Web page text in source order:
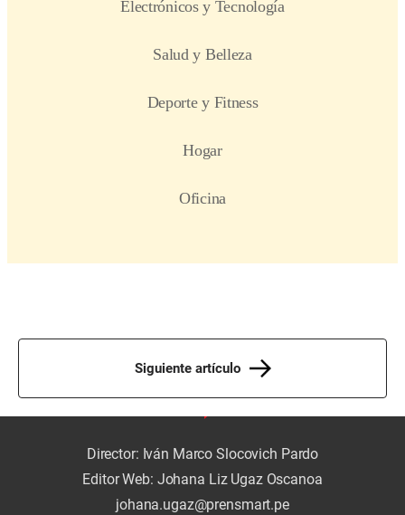
Siguiente artículo
Director: Iván Marco Slocovich Pardo
Editor Web: Johana Liz Ugaz Oscanoa
johana.ugaz@prensmart.pe